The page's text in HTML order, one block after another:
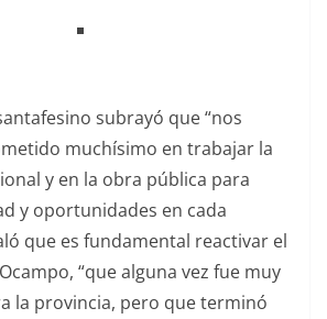
subrayó que “nos
muchísimo en trabajar la
y en la obra pública para
y oportunidades en cada
que es fundamental reactivar el
“que alguna vez fue muy
la provincia, pero que terminó